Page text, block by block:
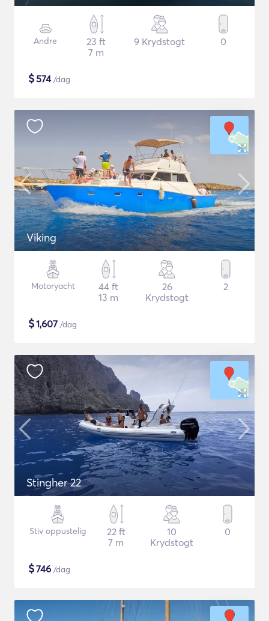
Andre
23 ft
7 m
9 Krydstogt 0
$574/dag
Viking
Motoryacht
44 ft
13 m
26
Krydstogt
2
$1,607 /dag
Stingher 22
Stiv oppustelig
22 ft
7 m
10
Krydstogt
0
$746 /dag